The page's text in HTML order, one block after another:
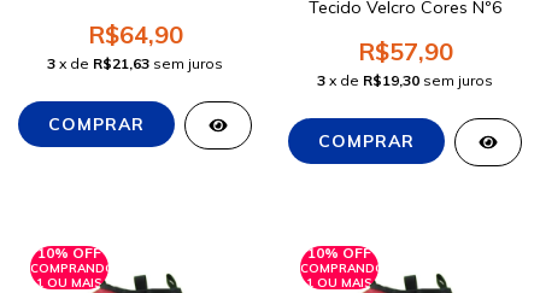
R$64,90
3 x de R$21,63 sem juros
Tecido Velcro Cores Nº6
R$57,90
3 x de R$19,30 sem juros
10% OFF
COMPRANDO
1 OU MAIS
10% OFF
COMPRANDO
1 OU MAIS